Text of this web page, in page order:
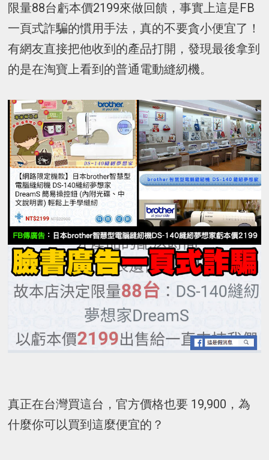
限量88台虧本價2199來做回饋，事實上這是FB
一頁式詐騙的慣用手法，真的不要貪小便宜了！
有網友直接把他收到的產品打開，發現最後拿到
的是在淘寶上看到的普通電動縫紉機。
真正在台灣買這台，官方價格也要 19,900，為
什麼你可以買到這麼便宜的？